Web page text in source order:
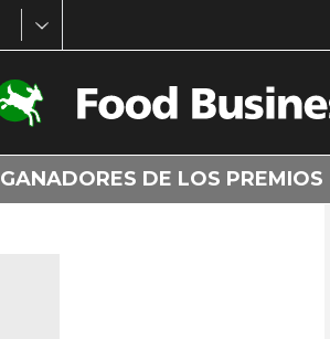
GANADORES DE LOS PREMIOS